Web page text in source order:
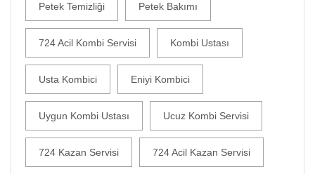
Petek Temizliği Petek Bakımı
724 Acil Kombi Servisi Kombi Ustası
Usta Kombici Eniyi Kombici
Uygun Kombi Ustası Ucuz Kombi Servisi
724 Kazan Servisi 724 Acil Kazan Servisi